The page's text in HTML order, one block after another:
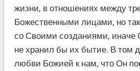
жизни, в отношениях между
Божественными лицами, но
со Своими созданиями, иначе
не хранил бы их бытие. В том
любви Божией к нам, что Он